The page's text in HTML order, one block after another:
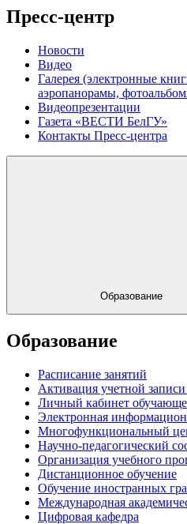
Пресс-центр
Новости
Видео
Галерея (электронные
аэропанорамы,
Видеопрезентации
Газета «ВЕСТИ БелГУ»
Контакты Пресс-центра
Образование
Образование
Расписание занятий
Активация учетной
Личный кабинет
Электронная
Многофункциональный
Научно-педагогический
Организация учебного
Дистанционное обучение
Обучение иностранных
Международная
Цифровая кафедра